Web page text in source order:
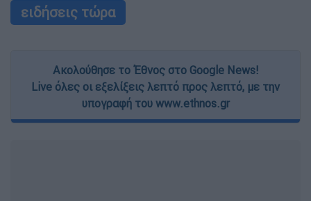
ειδήσεις τώρα
Ακολούθησε το Έθνος στο Google News!
Live όλες οι εξελίξεις λεπτό προς λεπτό, με την
υπογραφή του www.ethnos.gr